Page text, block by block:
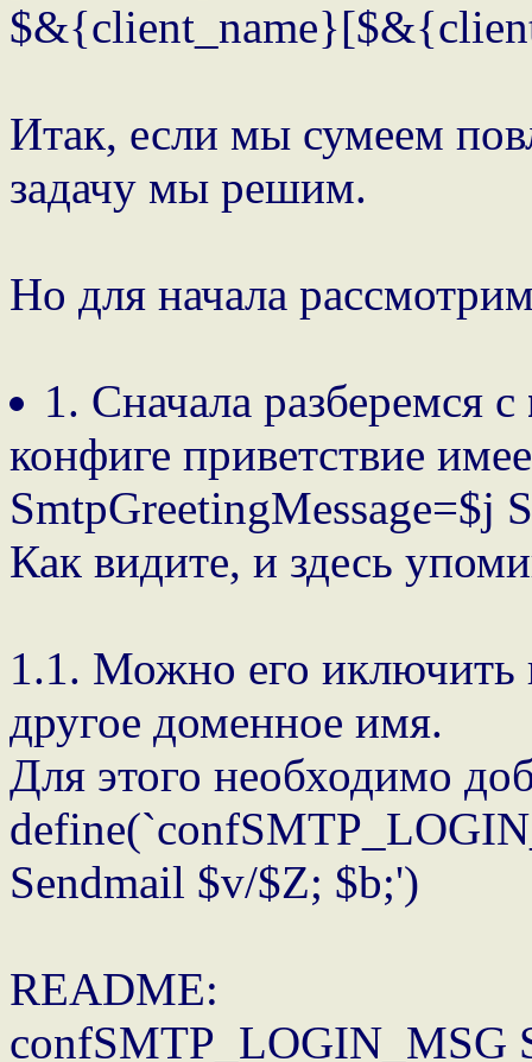
Итак, если мы сумеем
задачу мы решим.
Но для начала
1. Сначала разберемся с
конфиге приветствие
SmtpGreetingMessage=$j
Как видите, и здесь
1.1. Можно его иключить
другое доменное имя.
Для этого необходимо
Sendmail $v/$Z; $b;')
README:
confSMTP_LOGIN_MSG